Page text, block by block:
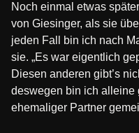
Noch einmal etwas
von Giesinger, als sie
jeden Fall bin ich nach
sie. „Es war eigentlich
Diesen anderen gibt’s
deswegen bin ich alleine
ehemaliger Partner